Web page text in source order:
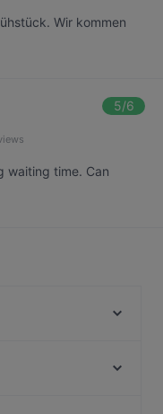
Wir kommen
5/6
waiting time. Can